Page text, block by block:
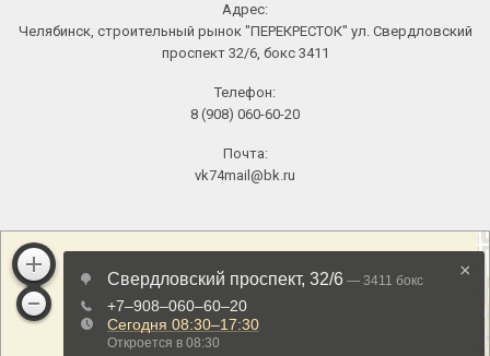
Адрес:
Челябинск, строительный рынок "ПЕРЕКРЕСТОК" ул. Свердловский
проспект 32/6, бокс 3411
Телефон:
8 (908) 060-60-20
Почта:
vk74mail@bk.ru